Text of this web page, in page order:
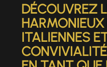
DÉCOUVREZ
ITALIENNES